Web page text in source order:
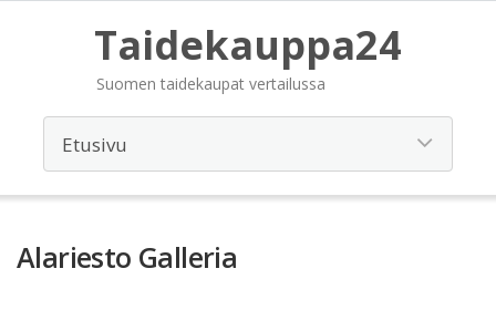
Taidekauppa24
Suomen taidekaupat vertailussa
Alariesto Galleria